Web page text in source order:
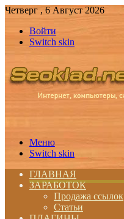
Четверг , 6 Август 2026
Войти
Switch skin
Меню
Switch skin
ГЛАВНАЯ
ЗАРАБОТОК
Продажа ссылок
Статьи